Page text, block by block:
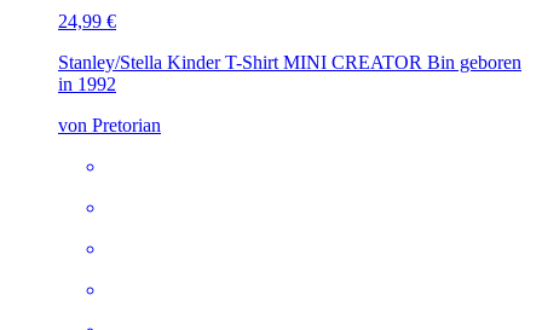
24,99 €
Stanley/Stella Kinder T-Shirt MINI CREATOR Bin geboren
in 1992
von Pretorian